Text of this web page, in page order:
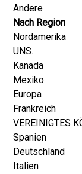
Andere
Nach Region
Nordamerika
UNS.
Kanada
Mexiko
Europa
Frankreich
VEREINIGTES
Spanien
Deutschland
Italien